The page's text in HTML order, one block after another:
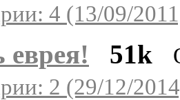
4 (13/09/
51k
2 (29/12/